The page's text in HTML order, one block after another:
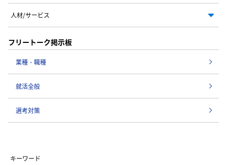
人材/サービス
フリートーク掲示板
業種・職種
就活全般
選考対策
キーワード